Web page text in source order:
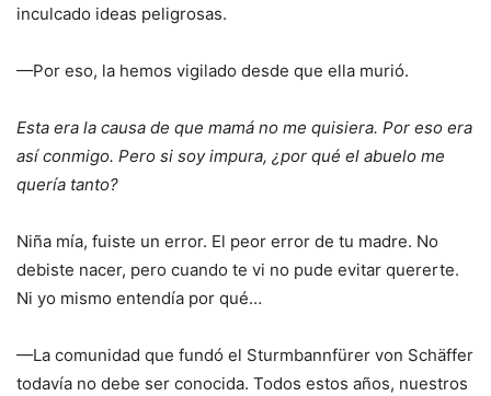
inculcado ideas peligrosas.
—Por eso, la hemos vigilado desde que ella murió.
Esta era la causa de que mamá no me quisiera. Por eso era
así conmigo. Pero si soy impura, ¿por qué el abuelo me
quería tanto?
Niña mía, fuiste un error. El peor error de tu madre. No
debiste nacer, pero cuando te vi no pude evitar quererte.
Ni yo mismo entendía por qué…
—La comunidad que fundó el Sturmbannfürer von Schäffer
todavía no debe ser conocida. Todos estos años, nuestros